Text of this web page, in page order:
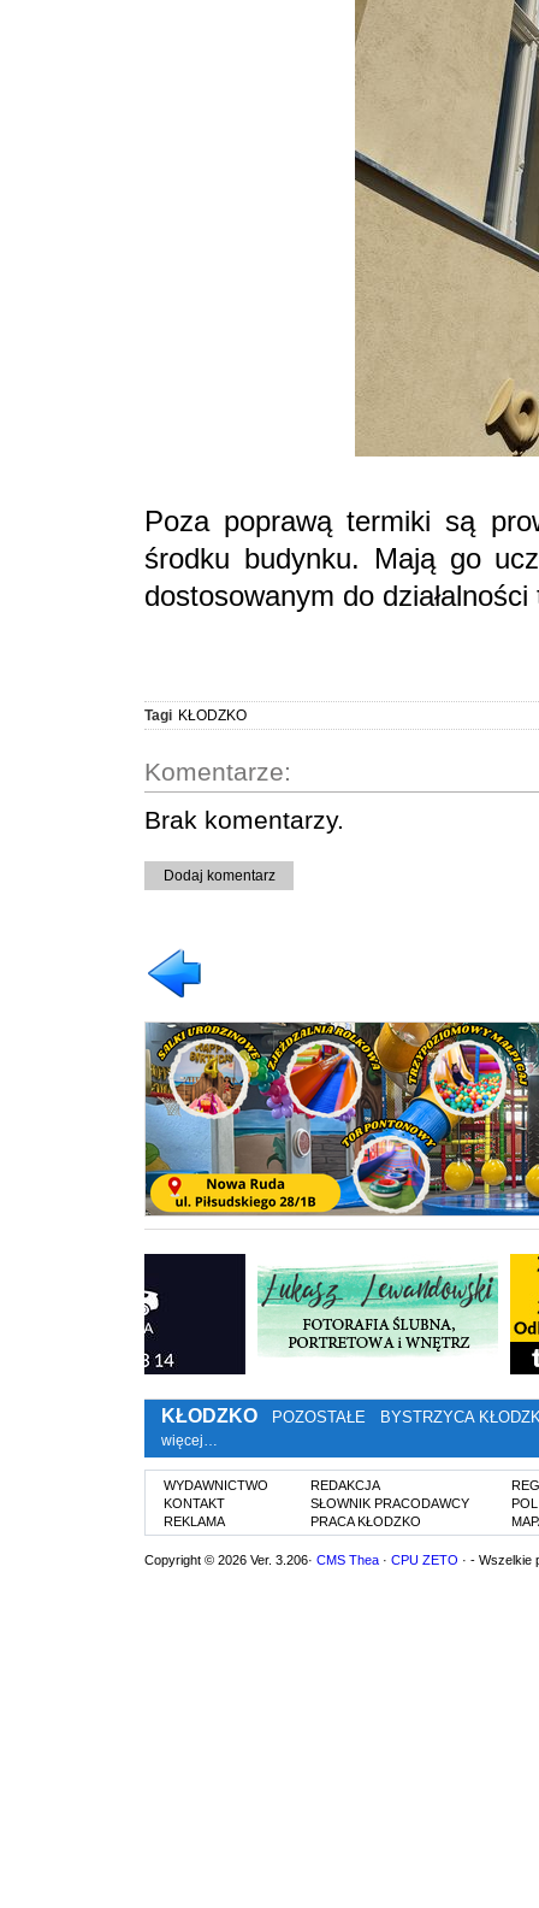
Poza poprawą termiki są
środku budynku. Mają go
dostosowanym do
Tagi KŁODZKO
Komentarze:
Brak komentarzy.
Dodaj komentarz
KŁODZKO POZOSTAŁE BYSTRZYCA
więcej…
WYDAWNICTWO
KONTAKT
REKLAMA
REDAKCJA
SŁOWNIK PRACODAWCY
PRACA KŁODZKO
Copyright © 2026 Ver. 3.206· CMS Thea · CPU ZETO · - Wszelkie